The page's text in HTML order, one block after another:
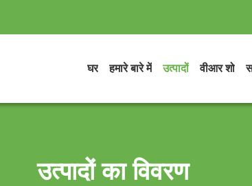
घर हमारे बारे में उत्पादों वीआर शो
उत्पादों का विवरण